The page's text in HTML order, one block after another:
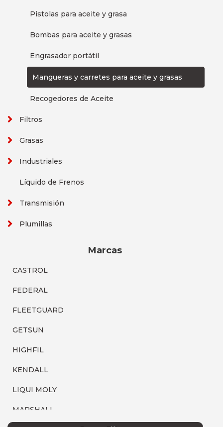
Pistolas para aceite y grasa
Bombas para aceite y grasas
Engrasador portátil
Mangueras y carretes para aceite y grasas
Recogedores de Aceite
Filtros
Grasas
Industriales
Líquido de Frenos
Transmisión
Plumillas
Marcas
CASTROL
FEDERAL
FLEETGUARD
GETSUN
HIGHFIL
KENDALL
LIQUI MOLY
MARSHALL